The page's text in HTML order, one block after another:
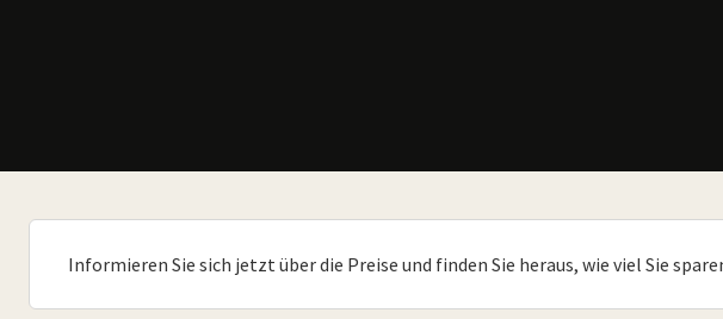
Informieren Sie sich jetzt über die Preise und finden Sie heraus, wie viel Sie